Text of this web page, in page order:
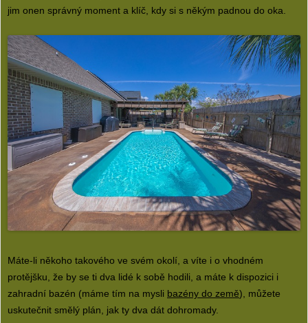
jim onen správný moment a klíč, kdy si s někým padnou do oka.
Máte-li někoho takového ve svém okolí, a víte i o vhodném
protějšku, že by se ti dva lidé k sobě hodili, a máte k dispozici i
zahradní bazén (máme tím na mysli bazény do země), můžete
uskutečnit smělý plán, jak ty dva dát dohromady.